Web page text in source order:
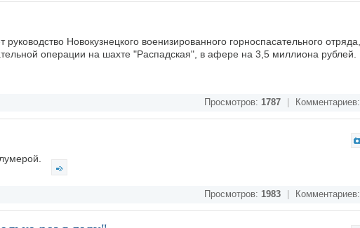
Новокузнецкого военизированного горноспасательного отряда,
операции на шахте "Распадская", в афере на 3,5 миллиона рублей.
Просмотров: 1787 Комментариев:
Просмотров: 1983 Комментариев: